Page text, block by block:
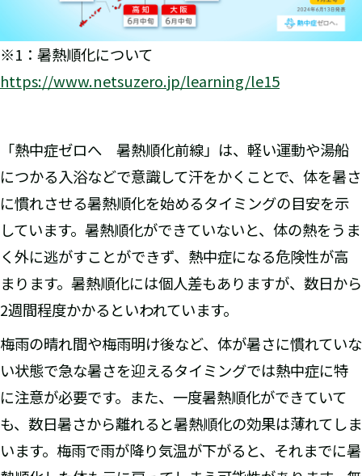
※1：暑熱順化について
https://www.netsuzero.jp/learning/le15
「熱中症ゼロへ 暑熱順化前線」は、軽い運動や湯船
につかる入浴などで意識して汗をかくことで、体を暑さ
に慣れさせる暑熱順化を始めるタイミングの目安を示
しています。暑熱順化ができていないと、体の熱をうま
く外に逃がすことができず、熱中症になる危険性が高
まります。暑熱順化には個人差もありますが、数日から
2週間程度かかるといわれています。
梅雨の晴れ間や梅雨明け後など、体が暑さに慣れていな
い状態で急な暑さを迎えるタイミングでは熱中症に特
に注意が必要です。また、一度暑熱順化ができていて
も、数日暑さから離れると暑熱順化の効果は薄れてしま
います。梅雨で雨が降り気温が下がると、それまでに暑